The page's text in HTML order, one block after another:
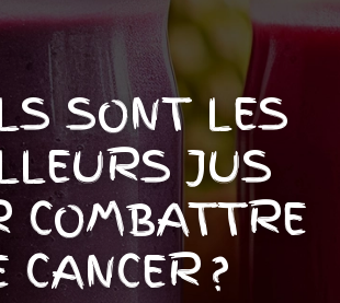
SONT LES
JUS
COMBATTRE
CANCER ?